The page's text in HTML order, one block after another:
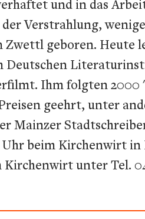
und in das
Verstrahlung,
Zwettl geboren.
Deutschen
Ihm folgten
geehrt, unter
er Mainzer
Uhr beim Kirchenwirt
unter Tel.